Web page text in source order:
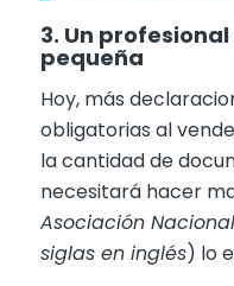
3. Un
pequeña
Hoy, más
obligatorias al
la cantidad de
necesitará hacer
Asociación
siglas en inglés) lo